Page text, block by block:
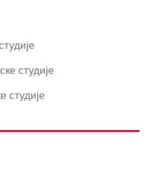
студије
студије